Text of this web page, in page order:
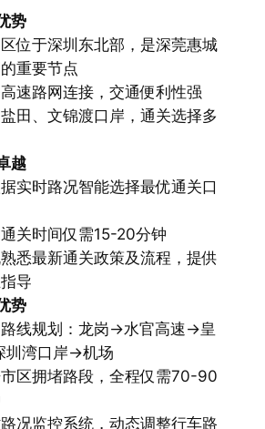
势
位于深圳东北部，是深莞惠城
重要节点
速路网连接，交通便利性强
田、文锦渡口岸，通关选择多
越
实时路况智能选择最优通关口
关时间仅需15-20分钟
悉最新通关政策及流程，提供
导
势
线规划：龙岗→水官高速→皇
圳湾口岸→机场
区拥堵路段，全程仅需70-90
况监控系统，动态调整行车路